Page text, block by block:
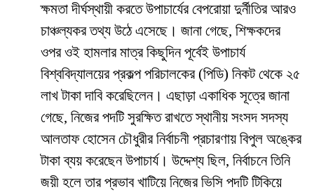
​ক্ষমতা দীর্ঘস্থায়ী করতে উপাচার্যের বেপরোয়া দুর্নীতির আরও
চাঞ্চল্যকর তথ্য উঠে এসেছে। জানা গেছে, শিক্ষকদের
ওপর ওই হামলার মাত্র কিছুদিন পূর্বেই উপাচার্য
বিশ্ববিদ্যালয়ের প্রকল্প পরিচালকের (পিডি) নিকট থেকে ২৫
লাখ টাকা দাবি করেছিলেন। এছাড়া একাধিক সূত্রে জানা
গেছে, নিজের পদটি সুরক্ষিত রাখতে স্থানীয় সংসদ সদস্য
আলতাফ হোসেন চৌধুরীর নির্বাচনী প্রচারণায় বিপুল অঙ্কের
টাকা ব্যয় করেছেন উপাচার্য। উদ্দেশ্য ছিল, নির্বাচনে তিনি
জয়ী হলে তার প্রভাব খাটিয়ে নিজের ভিসি পদটি টিকিয়ে